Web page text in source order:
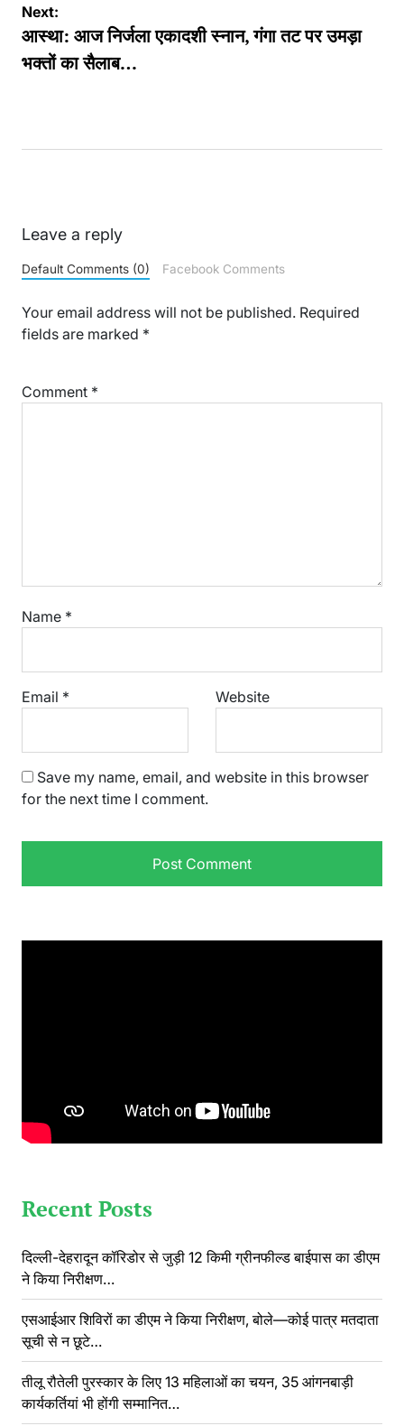
Next:
आस्था: आज निर्जला एकादशी स्नान, गंगा तट पर उमड़ा
भक्तों का सैलाब…
Leave a reply
Default Comments (0) Facebook Comments
Your email address will not be published. Required
fields are marked *
Comment *
Name *
Email * Website
Save my name, email, and website in this browser
for the next time I comment.
Recent Posts
दिल्ली-देहरादून कॉरिडोर से जुड़ी 12 किमी ग्रीनफील्ड बाईपास का डीएम
ने किया निरीक्षण…
एसआईआर शिविरों का डीएम ने किया निरीक्षण, बोले—कोई पात्र मतदाता
सूची से न छूटे…
तीलू रौतेली पुरस्कार के लिए 13 महिलाओं का चयन, 35 आंगनबाड़ी
कार्यकर्तियां भी होंगी सम्मानित…